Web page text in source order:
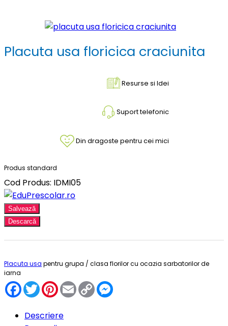
Placuta usa floricica craciunita
Resurse si Idei
Suport telefonic
Din dragoste pentru cei mici
Produs standard
Cod Produs: IDMI05
Salvează
Descarcă
Placuta usa pentru grupa / clasa florilor cu ocazia sarbatorilor de
iarna
Facebook
TwitterPinterest
EmailCopy
Link
Descriere